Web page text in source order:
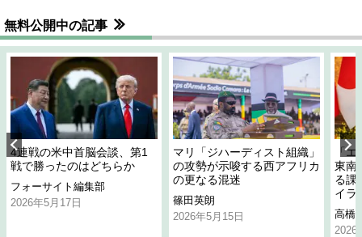
無料公開中の記事
4連戦の米中首脳会談、第1
戦で勝ったのはどちらか
フォーサイト編集部
2026年5月17日
マリ「ジハーディスト組織」
の攻勢が示唆する西アフリカ
の更なる混迷
篠田英朗
2026年5月15日
「
東南
る課
イラ
高橋
2026